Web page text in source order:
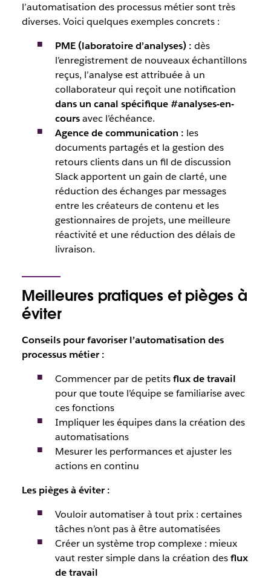
l’automatisation des processus métier sont très
diverses. Voici quelques exemples concrets :
PME (laboratoire d’analyses) : dès
l’enregistrement de nouveaux échantillons
reçus, l’analyse est attribuée à un
collaborateur qui reçoit une notification
dans un canal spécifique #analyses-en-
coursavec l’échéance.
Agence de communication : les
documents partagés et la gestion des
retours clients dans un fil de discussion
Slack apportent un gain de clarté, une
réduction des échanges par messages
entre les créateurs de contenu et les
gestionnaires de projets, une meilleure
réactivité et une réduction des délais de
livraison.
Meilleures pratiques et pièges à
éviter
Conseils pour favoriser l’automatisation des
processus métier :
Commencer par de petitsflux de travail
pour que toute l’équipe se familiarise avec
ces fonctions
Impliquer les équipes dans la création des
automatisations
Mesurer les performances et ajuster les
actions en continu
Les pièges à éviter :
Vouloir automatiser à tout prix : certaines
tâches n’ont pas à être automatisées
Créer un système trop complexe : mieux
vaut rester simple dans la création desflux
de travail